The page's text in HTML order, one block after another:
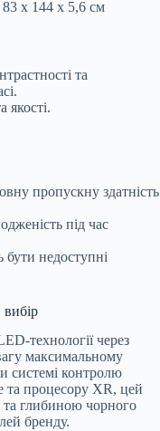
х 144 x 5,6 см
та
якості.
пропускну здатність
під час
бути недоступні
технології через
максимальному
системі контролю
та процесору XR, цей
та глибиною чорного
бренду.